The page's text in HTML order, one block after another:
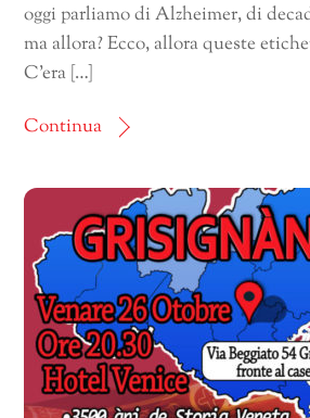
oggi parliamo di Alzheimer, di
ma allora? Ecco, allora queste
C’era […]
Continua